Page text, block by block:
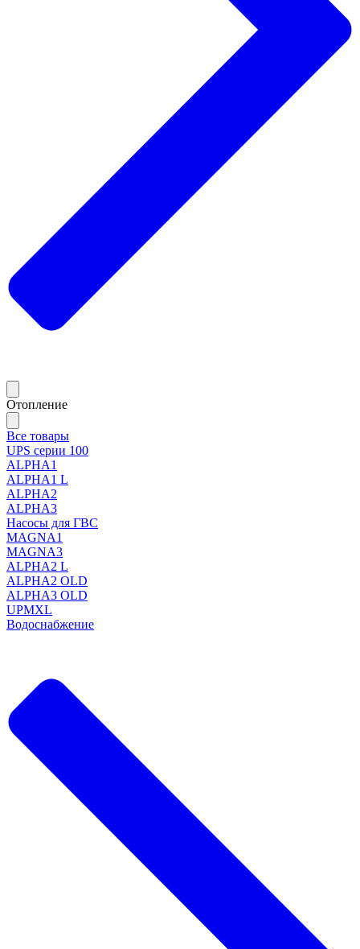
Отопление
Все товары
UPS серии 100
ALPHA1
ALPHA1 L
ALPHA2
ALPHA3
Насосы для ГВС
MAGNA1
MAGNA3
ALPHA2 L
ALPHA2 OLD
ALPHA3 OLD
UPMXL
Водоснабжение